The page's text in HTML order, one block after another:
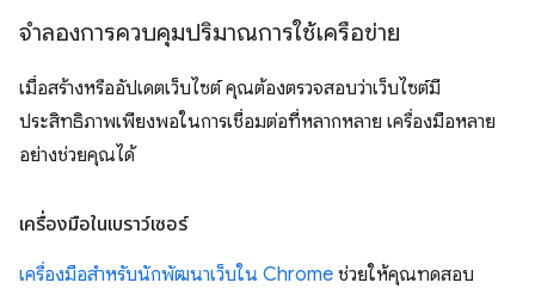
จำลองการควบคุมปริมาณการใช้เครือข่าย
เมื่อสร้างหรืออัปเดตเว็บไซต์ คุณต้องตรวจสอบว่าเว็บไซต์มี
ประสิทธิภาพเพียงพอในการเชื่อมต่อที่หลากหลาย เครื่องมือหลาย
อย่างช่วยคุณได้
เครื่องมือในเบราว์เซอร์
เครื่องมือสำหรับนักพัฒนาเว็บใน Chrome ช่วยให้คุณทดสอบ